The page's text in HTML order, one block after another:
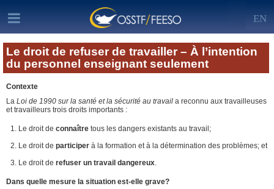
EN
Le droit de refuser de travailler – À l’intention
du personnel enseignant seulement
Contexte
La Loi de 1990 sur la santé et la sécurité au travail a reconnu aux travailleuses
et travailleurs trois droits importants :
Le droit de connaître tous les dangers existants au travail;
Le droit de participer à la formation et à la détermination des problèmes; et
Le droit de refuser un travail dangereux.
Dans quelle mesure la situation est-elle grave?